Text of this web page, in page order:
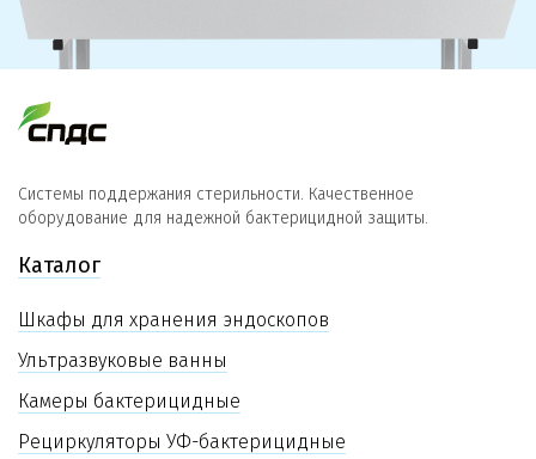
Системы поддержания стерильности. Качественное
оборудование для надежной бактерицидной защиты.
Каталог
Шкафы для хранения эндоскопов
Ультразвуковые ванны
Камеры бактерицидные
Рециркуляторы УФ-бактерицидные